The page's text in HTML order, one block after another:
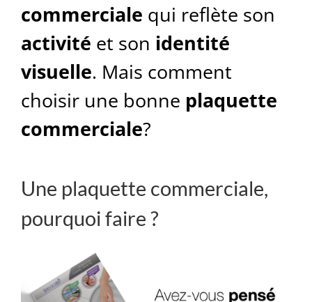
commerciale qui reflète son
activité et son identité
visuelle. Mais comment
choisir une bonne plaquette
commerciale?
Une plaquette commerciale,
pourquoi faire ?